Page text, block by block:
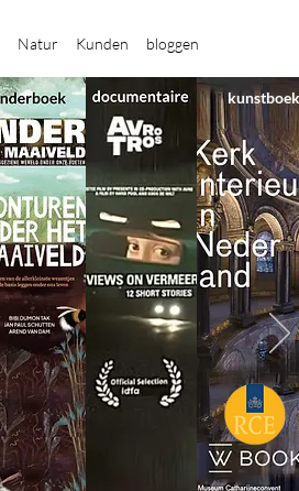
Natur Kunden bloggen
kunstboek